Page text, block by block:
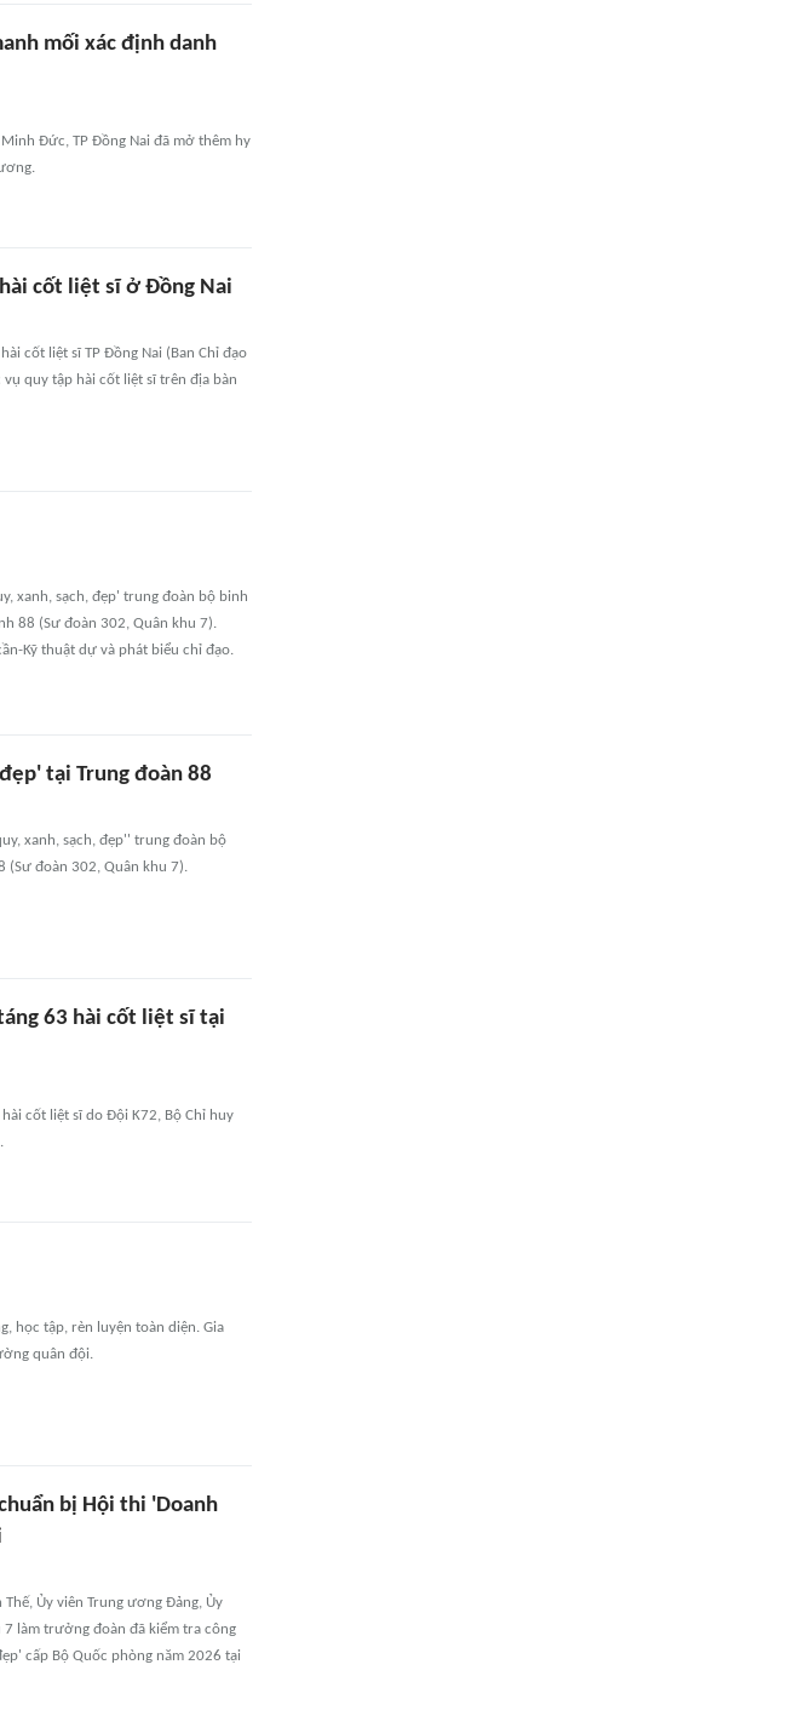
mối xác định danh
Đức, TP Đồng Nai đã mở thêm hy
cốt liệt sĩ ở Đồng Nai
cốt liệt sĩ TP Đồng Nai (Ban Chỉ đạo
quy tập hài cốt liệt sĩ trên địa bàn
xanh, sạch, đẹp' trung đoàn bộ binh
88 (Sư đoàn 302, Quân khu 7).
Kỹ thuật dự và phát biểu chỉ đạo.
tại Trung đoàn 88
xanh, sạch, đẹp'' trung đoàn bộ
(Sư đoàn 302, Quân khu 7).
63 hài cốt liệt sĩ tại
cốt liệt sĩ do Đội K72, Bộ Chỉ huy
học tập, rèn luyện toàn diện. Gia
quân đội.
bị Hội thi 'Doanh
Ủy viên Trung ương Đảng, Ủy
7 làm trưởng đoàn đã kiểm tra công
cấp Bộ Quốc phòng năm 2026 tại